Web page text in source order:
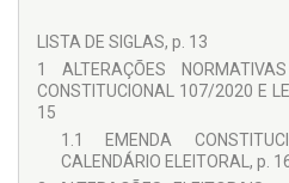
LISTA DE SIGLAS, p. 13
1 ALTERAÇÕES
CONSTITUCIONAL 107/2020 E
15
1.1 EMENDA
CALENDÁRIO ELEITORAL, p.